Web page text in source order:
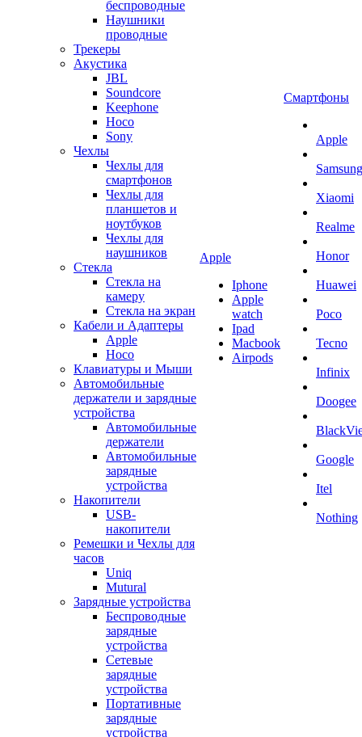
беспроводные
Наушники
проводные
Трекеры
Акустика
JBL
Soundcore
Keephone
Hoco
Sony
Чехлы
Чехлы для
смартфонов
Чехлы для
планшетов и
ноутбуков
Чехлы для
наушников
Стекла
Стекла на
камеру
Стекла на экран
Кабели и Адаптеры
Apple
Hoco
Клавиатуры и Мыши
Автомобильные
держатели и зарядные
устройства
Автомобильные
держатели
Автомобильные
зарядные
устройства
Накопители
USB-
накопители
Ремешки и Чехлы для
часов
Uniq
Mutural
Зарядные устройства
Беспроводные
зарядные
устройства
Сетевые
зарядные
устройства
Портативные
зарядные
устройства
Apple
Iphone
Apple
watch
Ipad
Macbook
Airpods
Смартфоны
Apple
Samsung
Xiaomi
Realme
Honor
Huawei
Poco
Tecno
Infinix
Doogee
Google
Itel
Nothing